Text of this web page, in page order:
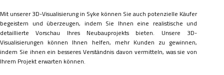
Mit unserer 3D-Visualisierung in Syke können Sie auch potenzielle Käufer
begeistern und überzeugen, indem Sie Ihnen eine realistische und
detaillierte Vorschau Ihres Neubauprojekts bieten. Unsere 3D-
Visualisierungen können Ihnen helfen, mehr Kunden zu gewinnen,
indem Sie ihnen ein besseres Verständnis davon vermitteln, was sie von
Ihrem Projekt erwarten können.